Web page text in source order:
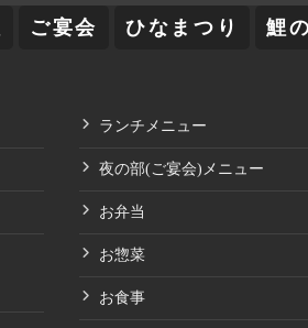
ご宴会 ひなまつり 鯉
ランチメニュー
夜の部(ご宴会)メニュー
お弁当
お惣菜
お食事